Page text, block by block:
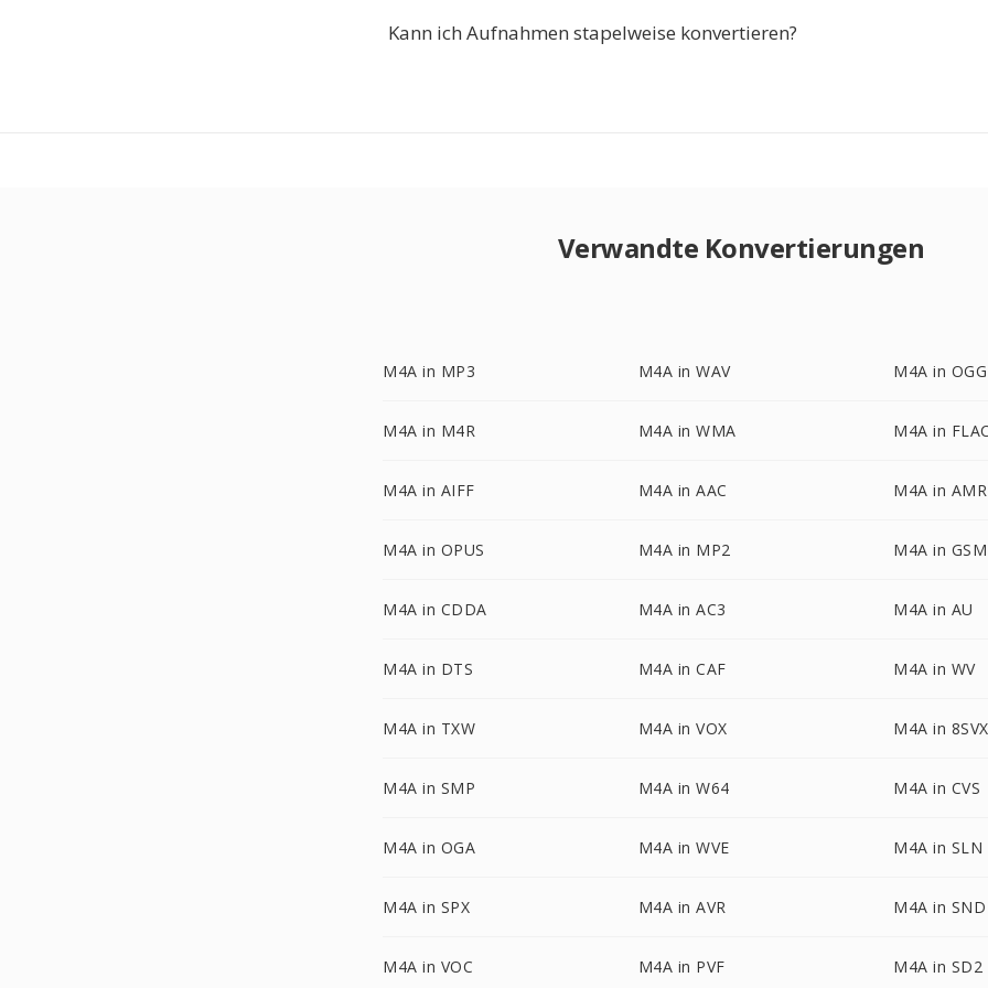
Kann ich Aufnahmen stapelweise konvertieren?
Verwandte Konvertierungen
M4A in MP3 M4A in WAV M4A in OGG
M4A in M4R M4A in WMA M4A in
M4A in AIFF M4A in AAC M4A in AMR
M4A in OPUS M4A in MP2 M4A in GSM
M4A in CDDA M4A in AC3 M4A in AU
M4A in DTS M4A in CAF M4A in WV
M4A in TXW M4A in VOX M4A in 8SVX
M4A in SMP M4A in W64 M4A in CVS
M4A in OGA M4A in WVE M4A in SLN
M4A in SPX M4A in AVR M4A in SND
M4A in VOC M4A in PVF M4A in SD2